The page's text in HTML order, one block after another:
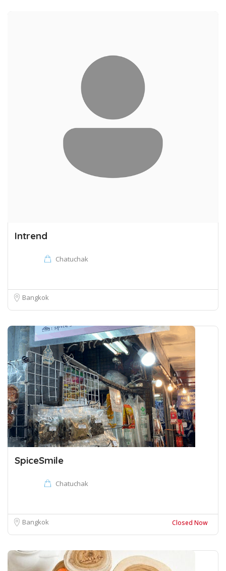
Intrend
Chatuchak
Bangkok
SpiceSmile
Chatuchak
Bangkok Closed Now